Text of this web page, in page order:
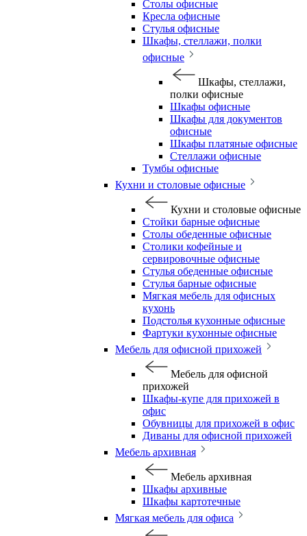
Столы офисные
Кресла офисные
Стулья офисные
Шкафы, стеллажи, полки
офисные
Шкафы, стеллажи,
полки офисные
Шкафы офисные
Шкафы для документов
офисные
Шкафы платяные офисные
Стеллажи офисные
Тумбы офисные
Кухни и столовые офисные
Кухни и столовые офисные
Стойки барные офисные
Столы обеденные офисные
Столики кофейные и
сервировочные офисные
Стулья обеденные офисные
Стулья барные офисные
Мягкая мебель для офисных
кухонь
Подстолья кухонные офисные
Фартуки кухонные офисные
Мебель для офисной прихожей
Мебель для офисной
прихожей
Шкафы-купе для прихожей в
офис
Обувницы для прихожей в офис
Диваны для офисной прихожей
Мебель архивная
Мебель архивная
Шкафы архивные
Шкафы картотечные
Мягкая мебель для офиса